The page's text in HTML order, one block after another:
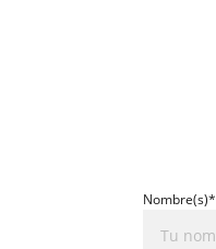
Nombre(s)*